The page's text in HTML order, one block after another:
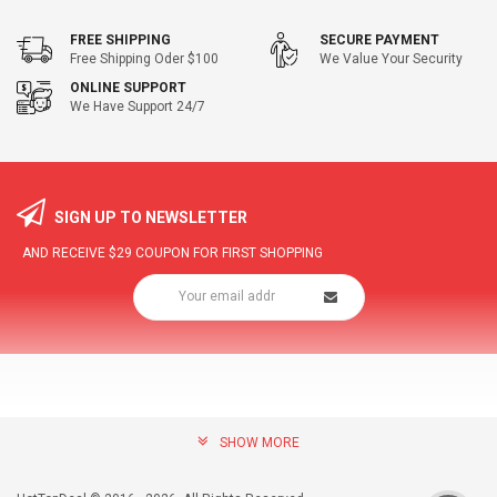
FREE SHIPPING
Free Shipping Oder $100
SECURE PAYMENT
We Value Your Security
ONLINE SUPPORT
We Have Support 24/7
SIGN UP TO NEWSLETTER
AND RECEIVE $29 COUPON FOR FIRST SHOPPING
SHOW MORE